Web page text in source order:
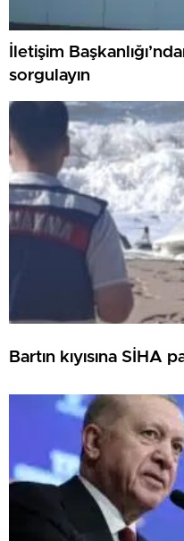
İletişim
sorgulayın
Bartın kıyısına SİHA